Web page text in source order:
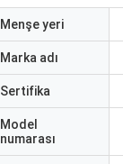
Menşe yeri
Marka adı
Sertifika
Model
numarası